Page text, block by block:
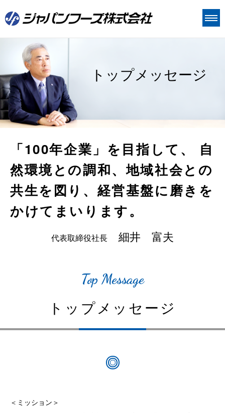
価値づくり
Value 1 技術
Value 2 品質
Value 3 人
ジャパンフーズについて
ジャパンフーズについて
企業理念
沿革
事業内容
工場案内
組織体制
CSR
CSR
ガバナンス
IR
IR情報
個人投資家の皆様へ
IR資料
株式情報
採用情報
お問い合わせ
トップメッセージ
「100年企業」を目指して、
自
然環境との調和、地域社会との
共生を図り、 経営基盤に磨きを
かけてまいります。
代表取締役社長 細井 富夫
Top Message
トップメッセージ
＜ミッション＞